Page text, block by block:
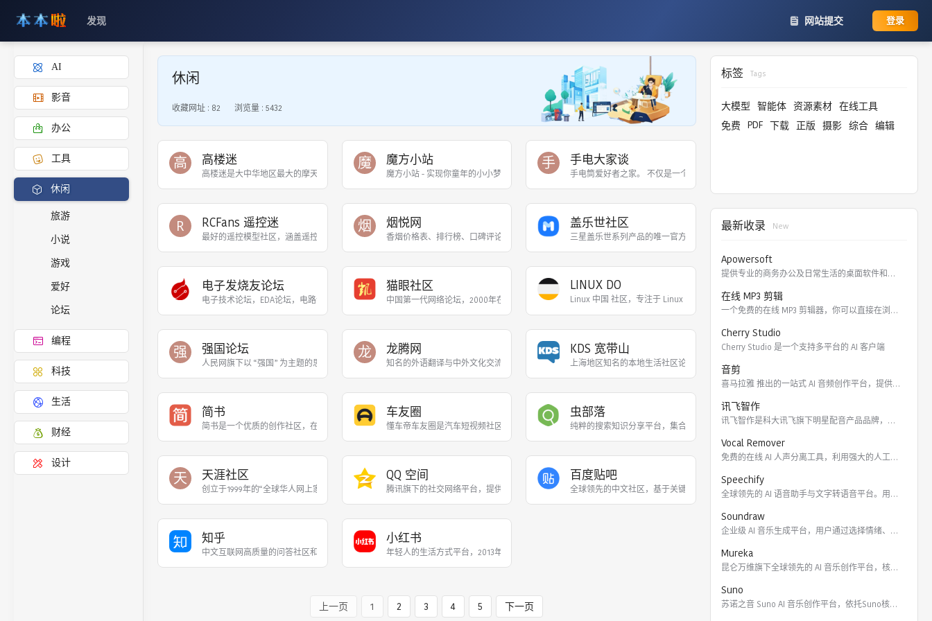
发现 网站提交 登录
AI
影音
办公
工具
休闲
旅游
小说
游戏
爱好
论坛
编程
科技
生活
财经
设计
休闲
收藏网址 : 82 浏览量 : 5432
高 高楼迷
高楼迷是大中华地区最大的摩天主题论坛，重点讨论全国范围内的摩天大楼，房地产和商业地产，城市建设，工程和建筑设计等，同时提供房地产、商业地产策划资料下载。
魔 魔方小站
魔方小站 - 实现你童年的小小梦想，魔方的玩法、视频、图解、3D动画资讯。
手 手电大家谈
手电筒爱好者之家。 不仅是一个交流手电筒使用心得和技巧的平台，更是一个集手电筒产品展示
R RCFans 遥控迷
最好的遥控模型社区，涵盖遥控车，RC，遥控模型，车模，RC Car，模型车，RCFans，油车，电车，蚊车，大脚车，短卡，越野车，攀爬车，汽油遥控车，漂移车，拉力车，F1遥控车，遥控坦克，
烟 烟悦网
香烟价格表、排行榜、口碑评论、真伪鉴别图片等信息，品牌包括：黄鹤楼,利群,云烟,中华,南京,黄金叶,黄山,芙蓉王,泰山,娇子等。
盖乐世社区
三星盖乐世系列产品的唯一官方粉丝平台。星粉大本营，提供三星手机相关评测、玩机技巧、精
电子发烧友论坛
电子技术论坛，EDA论坛，电路设计论坛，单片机论坛，电子行业分析，电子发烧友，工程师乐园，嵌入式系统，labview 论坛，半导体技术天地为电子工程师提供最新技术资料与应用设计方案，是
猫眼社区
中国第一代网络论坛，2000年在海南上线，以 “客观、公正、理性、宽容” 为宗旨，王牌栏目《猫眼看人》曾连续多年位列全球中文论坛前列，后品
LINUX DO
Linux 中国 社区，专注于 Linux 开源技术、编程开发及开源文化的技术爱好者交流平台，提供技术
强 强国论坛
人民网旗下以 “强国” 为主题的思想理论社区，原名 “强国论坛”，是网友讨论国家大事、时政热点及抒发爱国情怀的重要网络阵地。
龙 龙腾网
知名的外语翻译与中外文化交流社区，以翻译国外热点新闻、评论及趣闻为主，促进中外网友之间的观点碰撞与信息互通。
KDS 宽带山
上海地区知名的本地生活社区论坛，原名 “宽带山”，聚焦上海本地新闻、消费、情感及同城交流
简书
简书是一个优质的创作社区，在这里，你可以任性地创作，一篇短文、一张照片、一首诗、一幅画 …
车友圈
懂车帝车友圈是‌汽车短视频社区‌，用户可以在这里分享用车生活、交流购车经验，查看超过 4000 个专属汽车圈子，获取新车资讯、本地用车、改装
虫部落
纯粹的搜索知识分享平台，集合数十种综合搜索、学术搜索、专业垂直搜索及AI搜索引擎，提供高
天 天涯社区
创立于1999年的“全球华人网上家园”，曾是中国最具影响力的BBS论坛，涌现了《明朝那些事儿》等大量网络文学经典和神帖，2026年6月重启。
QQ 空间
腾讯旗下的社交网络平台，提供日志、相册、留言板、音乐等功能，是80后、90后的青春回忆与私密社交空间。
百度贴吧
全球领先的中文社区，基于关键词的主题交流平台，让对同一话题感兴趣的用户聚集讨论，涵盖
知乎
中文互联网高质量的问答社区和创作者聚集平台，以 “有问题，就会有答案” 为理念，连接各行业专业用户，提供深度知识分享与讨论。
小红书
年轻人的生活方式平台，2013年创立于上海，用户通过短视频、图文等形式记录和分享生活点滴，覆盖美妆、穿搭、旅行、美食等领域。
上一页 1 2 3 4 5 下一页
标签 Tags
大模型 智能体 资源素材 在线工具
免费 PDF 下载 正版 摄影 综合 编辑
最新收录 New
Apowersoft
提供专业的商务办公及日常生活的桌面软件和在线应用。 软件涵盖
在线 MP3 剪辑
一个免费的在线 MP3 剪辑器，你可以直接在浏览器里剪切，裁
Cherry Studio
Cherry Studio 是一个支持多平台的 AI 客户端
音剪
喜马拉雅 推出的一站式 AI 音频创作平台，提供云端协作、3
讯飞智作
讯飞智作是科大讯飞旗下明星配音产品品牌，提供合成配音软件、真
Vocal Remover
免费的在线 AI 人声分离工具，利用强大的人工智能算法将歌曲
Speechify
全球领先的 AI 语音助手与文字转语音平台。用户可通过 Ch
Soundraw
企业级 AI 音乐生成平台，用户通过选择情绪、流派、乐器及长
Mureka
昆仑万维旗下全球领先的 AI 音乐创作平台，核心模型包括全球
Suno
苏诺之音 Suno AI 音乐创作平台，依托Suno核心模型